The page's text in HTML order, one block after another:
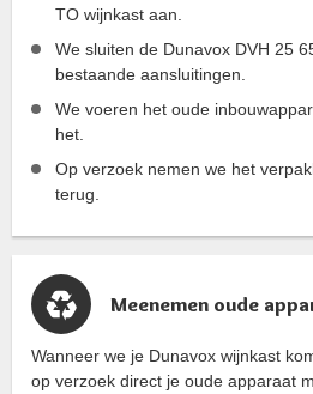
TO wijnkast aan.
We sluiten de Dunavox DVH 25
bestaande aansluitingen.
We voeren het oude
het.
Op verzoek nemen we het
terug.
Meenemen oude
Wanneer we je Dunavox wijnkast
op verzoek direct je oude apparaat